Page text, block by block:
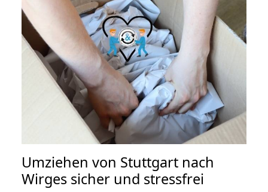
Umziehen von Stuttgart nach
Wirges sicher und stressfrei